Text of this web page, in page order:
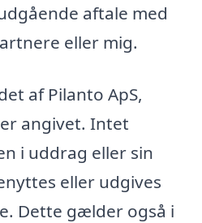
aftale med
eller mig.
af Pilanto ApS,
angivet. Intet
i uddrag eller sin
eller udgives
Dette gælder også i